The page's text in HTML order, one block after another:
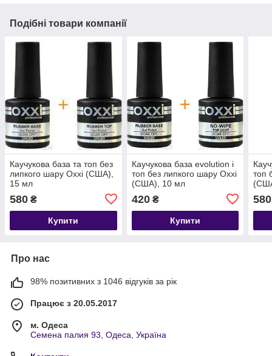
Подібні товари компанії
Каучукова база та топ без
липкого шару Oxxi (США),
15 мл
580 ₴
Купити
Каучукова база evolution і
топ без липкого шару Oxxi
(США), 10 мл
420₴
Купити
топ
580
Про нас
98% позитивних з 1046 відгуків за рік
Працює з 20.05.2017
м. Одеса
Семена палия 93, Одеса, Україна